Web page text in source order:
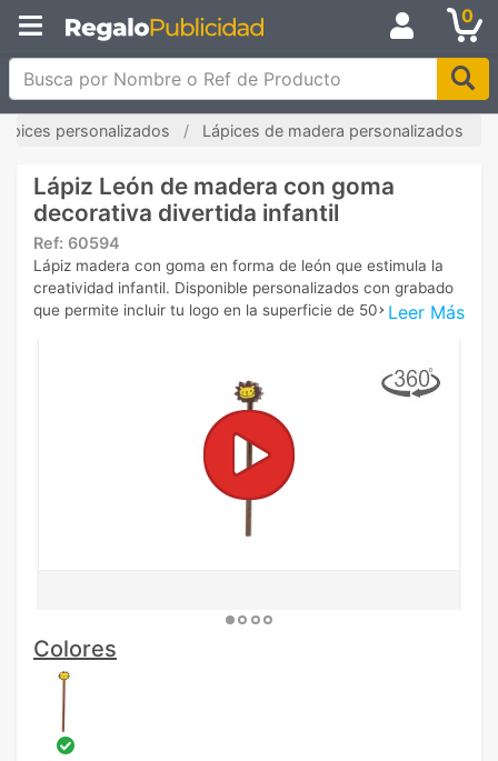
0
Busca por Nombre o Ref de Producto
personalizados Lápices de madera personalizados
Lápiz León de madera con goma
decorativa divertida infantil
Ref: 60594
Leer Más
Lápiz madera con goma en forma de león que estimula la
creatividad infantil. Disponible personalizados con grabado
que permite incluir tu logo en la superficie de 50x5mm.
Colores